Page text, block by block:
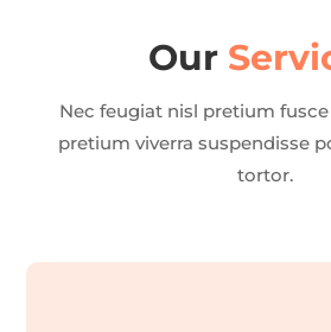
Our
Nec feugiat nisl pretium
pretium viverra suspendisse
tortor.